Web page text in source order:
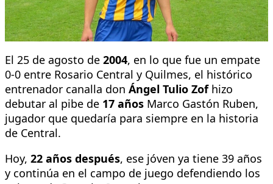
El 25 de agosto de 2004, en lo que fue un empate
0-0 entre Rosario Central y Quilmes, el histórico
entrenador canalla don Ángel Tulio Zofhizo
debutar al pibe de 17 años Marco Gastón Ruben,
jugador que quedaría para siempre en la historia
de Central.
Hoy, 22 años después, ese jóven ya tiene 39 años
y continúa en el campo de juego defendiendo los